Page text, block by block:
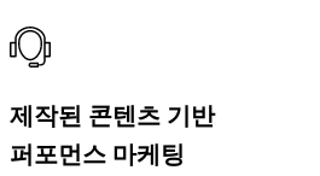
제작된 콘텐츠 기반
퍼포먼스 마케팅